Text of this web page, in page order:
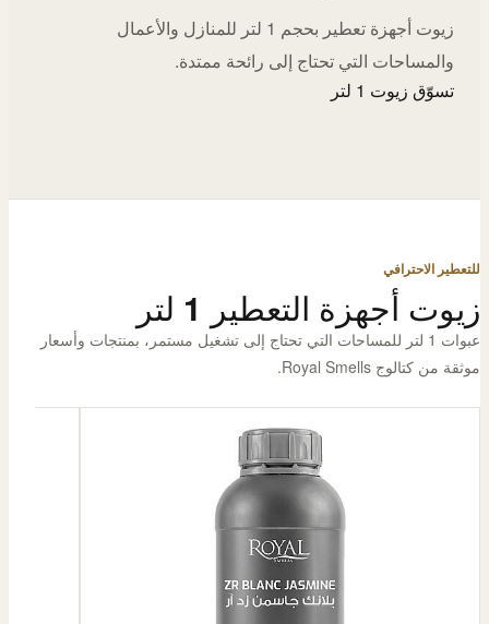
زيوت أجهزة تعطير بحجم 1 لتر للمنازل والأعمال
والمساحات التي تحتاج إلى رائحة ممتدة.
تسوّق زيوت 1 لتر
للتعطير الاحترافي
زيوت أجهزة التعطير 1 لتر
عبوات 1 لتر للمساحات التي تحتاج إلى تشغيل مستمر، بمنتجات وأسعار
موثقة من كتالوج Royal Smells.